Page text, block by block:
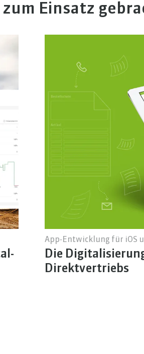
Einsatz
App-Entwicklung für iOS
Die
Direktvertriebs